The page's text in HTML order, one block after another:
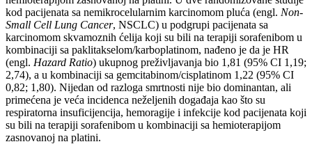
kod pacijenata sa nemikrocelularnim karcinomom pluća (engl. Non-
Small Cell Lung Cancer, NSCLC) u podgrupi pacijenata sa
karcinomom skvamoznih ćelija koji su bili na terapiji sorafenibom u
kombinaciji sa paklitakselom/karboplatinom, nađeno je da je HR
(engl. Hazard Ratio) ukupnog preživljavanja bio 1,81 (95% CI 1,19;
2,74), a u kombinaciji sa gemcitabinom/cisplatinom 1,22 (95% CI
0,82; 1,80). Nijedan od razloga smrtnosti nije bio dominantan, ali
primećena je veća incidenca neželjenih događaja kao što su
respiratorna insuficijencija, hemoragije i infekcije kod pacijenata koji
su bili na terapiji sorafenibom u kombinaciji sa hemioterapijom
zasnovanoj na platini.